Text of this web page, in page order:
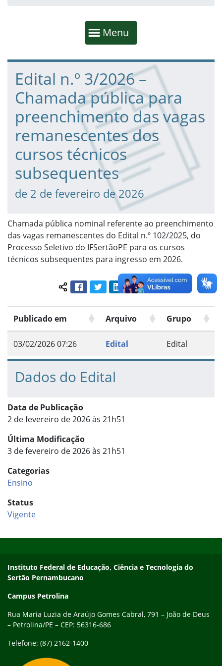
Mostrar
Menu
Fim da navegação
Início do conteúdo
Edital n.º 3/2026 –
Chamada pública para
preenchimento das vagas
remanescentes dos
cursos técnicos
subsequentes
de 2 de fevereiro de 2026
Chamada pública nominal referente ao preenchimento
das vagas remanescentes do Edital n.º 102/2025, do
Processo Seletivo do IFSertãoPE para os cursos
técnicos subsequentes para ingresso em 2026.
Compartilhar conteúdo:
FacebookTwitterLinkedInPinterestWhatsApp
Publicado em Arquivo Grupo
03/02/2026 07:26 Edital Edital
Dados do Edital
Data de Publicação
2 de fevereiro de 2026 às 21h51
Última Modificação
3 de fevereiro de 2026 às 21h51
Categorias
Ensino
Status
Vigente
Endereço
Instituto Federal de Educação, Ciência e Tecnologia do
Sertão Pernambucano
Campus Petrolina
Rua Maria Luzia de Araújo Gomes Cabral, 791 – João de Deus
– Petrolina/PE – CEP: 56316-686
Telefone: (87) 2162-1400